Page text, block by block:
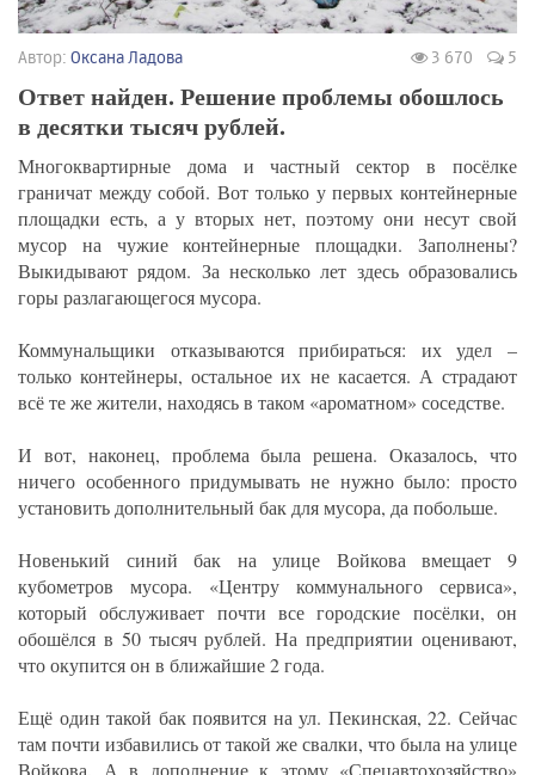
Автор: Оксана Ладова 3 670 5
Ответ найден. Решение проблемы обошлось
в десятки тысяч рублей.
Многоквартирные дома и частный сектор в посёлке
граничат между собой. Вот только у первых контейнерные
площадки есть, а у вторых нет, поэтому они несут свой
мусор на чужие контейнерные площадки. Заполнены?
Выкидывают рядом. За несколько лет здесь образовались
горы разлагающегося мусора.
Коммунальщики отказываются прибираться: их удел –
только контейнеры, остальное их не касается. А страдают
всё те же жители, находясь в таком «ароматном» соседстве.
И вот, наконец, проблема была решена. Оказалось, что
ничего особенного придумывать не нужно было: просто
установить дополнительный бак для мусора, да побольше.
Новенький синий бак на улице Войкова вмещает 9
кубометров мусора. «Центру коммунального сервиса»,
который обслуживает почти все городские посёлки, он
обошёлся в 50 тысяч рублей. На предприятии оценивают,
что окупится он в ближайшие 2 года.
Ещё один такой бак появится на ул. Пекинская, 22. Сейчас
там почти избавились от такой же свалки, что была на улице
Войкова. А в дополнение к этому «Спецавтохозяйство»